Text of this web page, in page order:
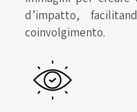
d’impatto,
coinvolgimento.